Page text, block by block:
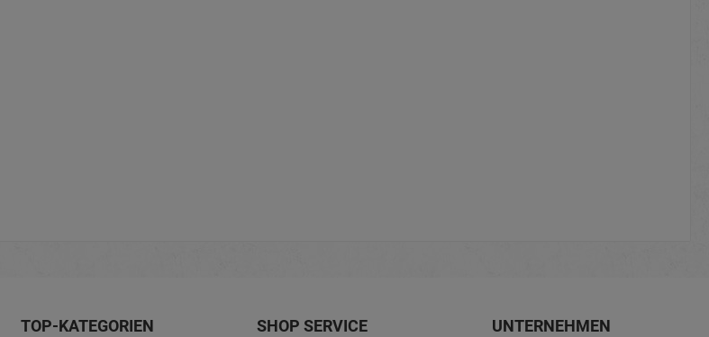
TOP-KATEGORIEN SHOP SERVICE UNTERNEHMEN